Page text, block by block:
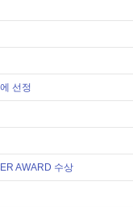
선정
AWARD 수상